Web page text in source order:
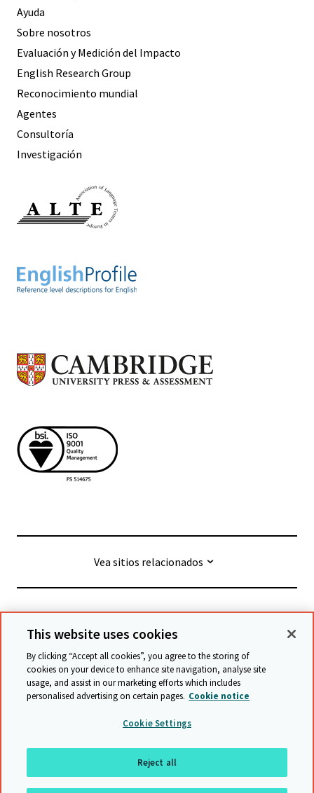
Ayuda
Sobre nosotros
Evaluación y Medición del Impacto
English Research Group
Reconocimiento mundial
Agentes
Consultoría
Investigación
Vea sitios relacionados
© Cambridge University Press & Assessment
Términos y condiciones
Protección de datos
Declaración de accesibilidad
Declaración sobre la esclavitud moderna
Política de protección y salvaguarda
Mapa del sitio
Volver al inicio
This website uses cookies
By clicking “Accept all cookies”, you agree to the storing of
cookies on your device to enhance site navigation, analyse site
usage, and assist in our marketing efforts which includes
personalised advertising on certain pages. Cookie notice
Cookie Settings
Reject all